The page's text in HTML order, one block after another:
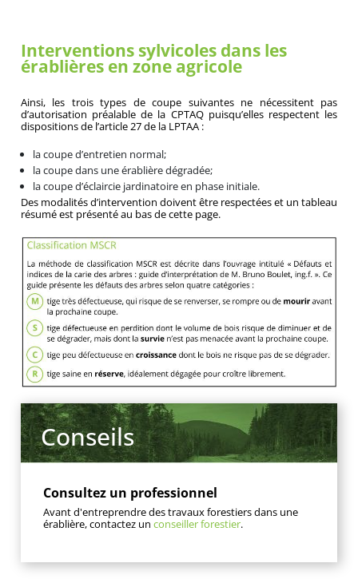
Interventions sylvicoles dans les
érablières en zone agricole
Ainsi, les trois types de coupe suivantes ne nécessitent pas
d’autorisation préalable de la CPTAQ puisqu’elles respectent les
dispositions de l’article 27 de la LPTAA :
la coupe d’entretien normal;
la coupe dans une érablière dégradée;
la coupe d’éclaircie jardinatoire en phase initiale.
Des modalités d’intervention doivent être respectées et un tableau
résumé est présenté au bas de cette page.
Conseils
Consultez un professionnel
Avant d'entreprendre des travaux forestiers dans une
érablière, contactez un conseiller forestier.